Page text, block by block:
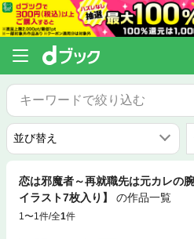
恋は邪魔者～再就職先は元カレの
イラスト7枚入り】
の作品一覧
1〜1件/全1件